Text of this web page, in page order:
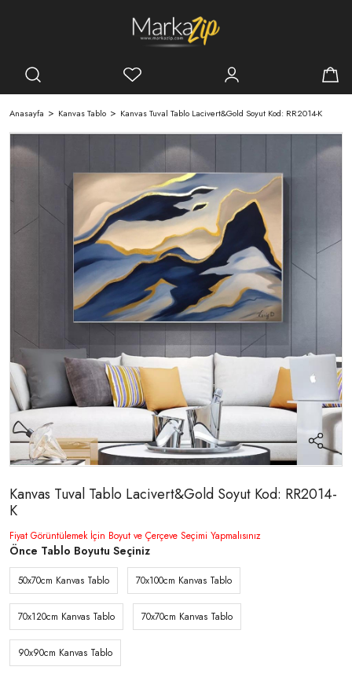
Anasayfa Kanvas Tablo Kanvas Tuval Tablo Lacivert&Gold Soyut Kod: RR2014-K
Kanvas Tuval Tablo Lacivert&Gold Soyut Kod: RR2014-
K
Fiyat Görüntülemek İçin Boyut ve Çerçeve Seçimi Yapmalısınız
Önce Tablo Boyutu Seçiniz
50x70cm Kanvas Tablo 70x100cm Kanvas Tablo
70x120cm Kanvas Tablo 70x70cm Kanvas Tablo
90x90cm Kanvas Tablo